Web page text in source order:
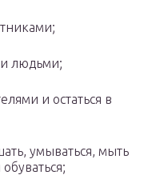
людьми;
и остаться в
умываться, мыть